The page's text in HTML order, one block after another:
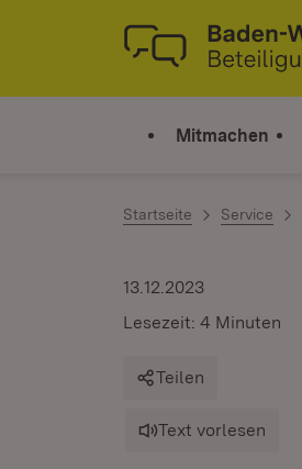
Zum Inhalt springen
Link zur Startseite
Mitmachen
Startseite Service
13.12.2023
Lesezeit: 4 Minuten
Teilen
Text vorlesen